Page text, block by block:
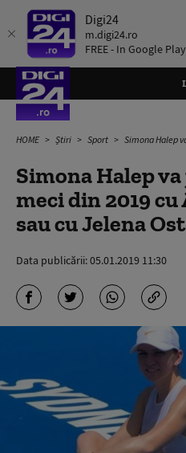
Digi24
m.digi24.ro
FREE - In Google Play
HOME Știri Sport Simona Halep va juca
Simona Halep
meci din 2019
sau cu Jelena
Data publicării:05.01.2019 11:30